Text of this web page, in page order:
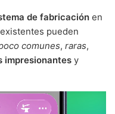
de fabricación en
pueden
comunes, raras,
impresionantes y